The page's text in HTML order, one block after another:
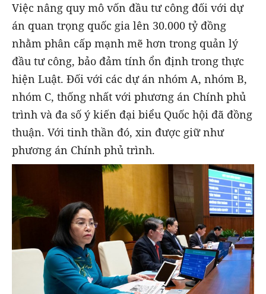
Việc nâng quy mô vốn đầu tư công đối với dự
án quan trọng quốc gia lên 30.000 tỷ đồng
nhằm phân cấp mạnh mẽ hơn trong quản lý
đầu tư công, bảo đảm tính ổn định trong thực
hiện Luật. Đối với các dự án nhóm A, nhóm B,
nhóm C, thống nhất với phương án Chính phủ
trình và đa số ý kiến đại biểu Quốc hội đã đồng
thuận. Với tinh thần đó, xin được giữ như
phương án Chính phủ trình.